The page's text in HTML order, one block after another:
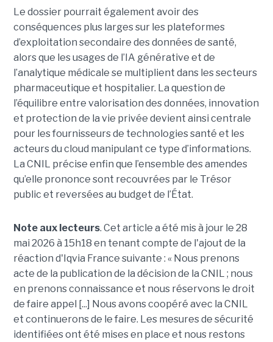
Le dossier pourrait également avoir des
conséquences plus larges sur les plateformes
d’exploitation secondaire des données de santé,
alors que les usages de l’IA générative et de
l’analytique médicale se multiplient dans les secteurs
pharmaceutique et hospitalier. La question de
l’équilibre entre valorisation des données, innovation
et protection de la vie privée devient ainsi centrale
pour les fournisseurs de technologies santé et les
acteurs du cloud manipulant ce type d’informations.
La CNIL précise enfin que l’ensemble des amendes
qu’elle prononce sont recouvrées par le Trésor
public et reversées au budget de l’État.
Note aux lecteurs. Cet article a été mis à jour le 28
mai 2026 à 15h18 en tenant compte de l'ajout de la
réaction d'Iqvia France suivante : « Nous prenons
acte de la publication de la décision de la CNIL ; nous
en prenons connaissance et nous réservons le droit
de faire appel [...] Nous avons coopéré avec la CNIL
et continuerons de le faire. Les mesures de sécurité
identifiées ont été mises en place et nous restons